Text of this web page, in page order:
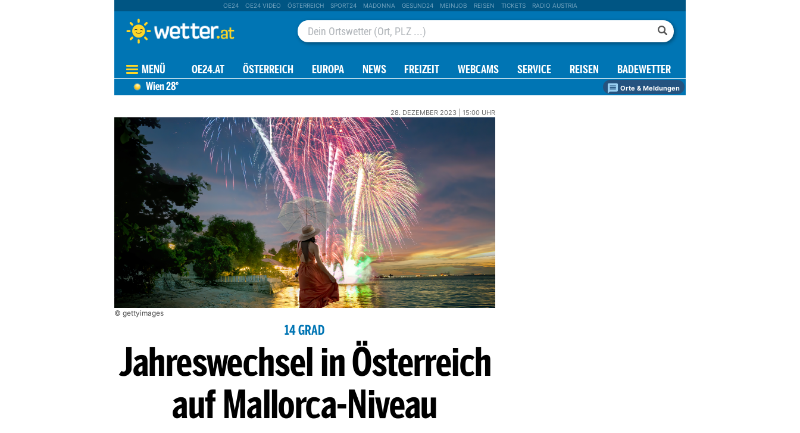
OE24 OE24 VIDEO ÖSTERREICH SPORT24 MADONNA GESUND24 MEINJOB REISEN TICKETS RADIO AUSTRIA
MENÜ OE24.AT ÖSTERREICH EUROPA NEWS FREIZEIT WEBCAMS SERVICE REISEN BADEWETTER
Wien28° Orte & Meldungen
28. DEZEMBER 2023 | 15:00 UHR
© gettyimages
14 GRAD
Jahreswechsel in Österreich
auf Mallorca-Niveau